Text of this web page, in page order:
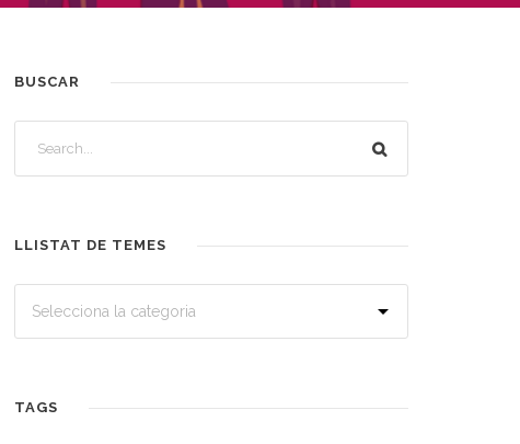
BUSCAR
LLISTAT DE TEMES
TAGS